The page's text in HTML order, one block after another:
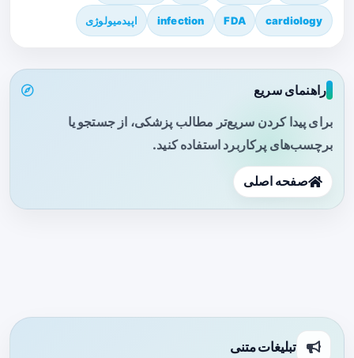
cardiology
FDA
infection اپیدمیولوژی
راهنمای سریع
برای پیدا کردن سریع‌تر مطالب پزشکی، از جستجو یا
برچسب‌های پرکاربرد استفاده کنید.
صفحه اصلی
تبلیغات متنی